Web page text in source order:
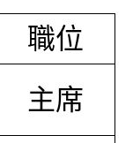
職位
主席